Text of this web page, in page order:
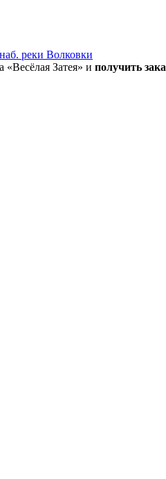
реки Волковки
«Весёлая Затея» и получить